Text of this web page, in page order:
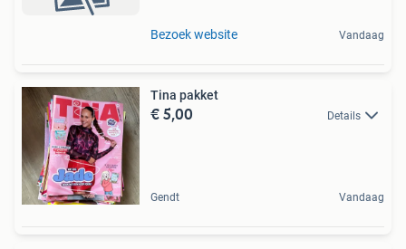
Bezoek website Vandaag
Tina pakket
€ 5,00 Details
Gendt Vandaag